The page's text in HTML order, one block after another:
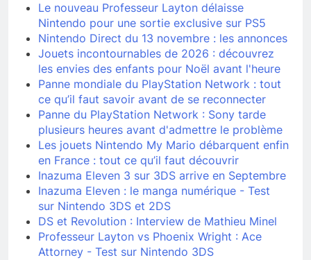
Le nouveau Professeur Layton délaisse
Nintendo pour une sortie exclusive sur PS5
Nintendo Direct du 13 novembre : les annonces
Jouets incontournables de 2026 : découvrez
les envies des enfants pour Noël avant l'heure
Panne mondiale du PlayStation Network : tout
ce qu’il faut savoir avant de se reconnecter
Panne du PlayStation Network : Sony tarde
plusieurs heures avant d'admettre le problème
Les jouets Nintendo My Mario débarquent enfin
en France : tout ce qu’il faut découvrir
Inazuma Eleven 3 sur 3DS arrive en Septembre
Inazuma Eleven : le manga numérique - Test
sur Nintendo 3DS et 2DS
DS et Revolution : Interview de Mathieu Minel
Professeur Layton vs Phoenix Wright : Ace
Attorney - Test sur Nintendo 3DS